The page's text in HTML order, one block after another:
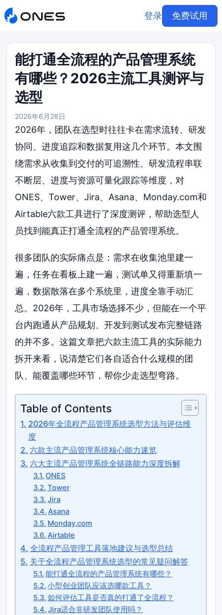
登录 免费试用
能打通全流程的产品管理系统
有哪些？2026主流工具测评与
选型
2026年6月28日
2026年，团队在选型时往往卡在需求流转、研发
协同、进度追踪和数据复用这几个环节。本文围
绕需求从收集到交付的可追溯性、研发流程串联
不断层、进度与资源可量化跟踪等维度，对
ONES、Tower、Jira、Asana、Monday.com和
Airtable六款工具进行了深度测评，帮助选型人
员找到能真正打通全流程的产品管理系统。
很多团队的实际痛点是：需求在收集池里建一
遍，任务在看板上建一遍，测试单又得重新填一
遍，数据散落在多个系统里，进度全靠手动汇
总。2026年，工具市场选择不少，但能在一个平
台内跑通从产品规划、开发到测试发布完整链路
的并不多。这篇文章把六款主流工具的实际能力
拆开来看，说清楚它们各自适合什么规模的团
队、能覆盖哪些环节，帮你少走选型弯路。
Table of Contents
2026年全流程产品管理系统选型方法与评估维
度
六款主流产品管理系统核心能力速览
六大主流产品管理系统全链路能力深度拆解
ONES
Tower
Jira
Asana
Monday.com
Airtable
全流程产品管理工具落地建议与选型总结
关于全流程产品管理系统选型的常见疑问解答
能打通全流程的产品管理系统有哪些？
小型创业团队应该选哪款工具？
如何评估工具是否真的打通了全流程？
Jira适合非研发团队使用吗？